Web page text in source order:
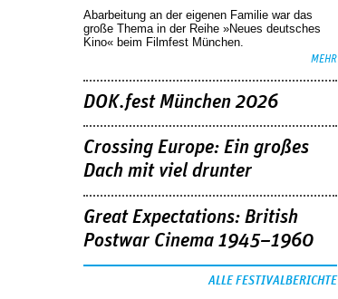
Abarbeitung an der eigenen Familie war das
große Thema in der Reihe »Neues deutsches
Kino« beim Filmfest München.
MEHR
DOK.fest München 2026
Crossing Europe: Ein großes
Dach mit viel drunter
Great Expectations: British
Postwar Cinema 1945–1960
ALLE FESTIVALBERICHTE